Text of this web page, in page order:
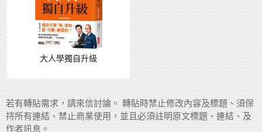
大人學獨自升級
若有轉貼需求，請來信討論。 轉貼時禁止修改內容及標題、須保
持所有連結、禁止商業使用，並且必須註明原文標題、連結、及
作者訊息。